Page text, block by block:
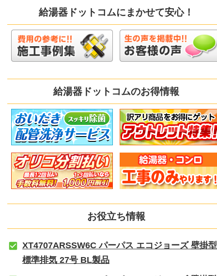
給湯器ドットコムにまかせて安心！
給湯器ドットコムのお得情報
お役立ち情報
XT4707ARSSW6C パーパス エコジョーズ 壁掛型
標準排気 27号 BL製品